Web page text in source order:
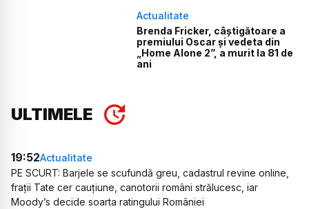
Actualitate
Brenda Fricker, câștigătoare a
premiului Oscar și vedeta din
„Home Alone 2”, a murit la 81 de
ani
ULTIMELE
19:52Actualitate
PE SCURT: Barjele se scufundă greu, cadastrul revine online,
frații Tate cer cauțiune, canotorii români strălucesc, iar
Moody’s decide soarta ratingului României